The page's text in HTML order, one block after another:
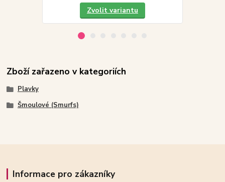
Zvolit variantu
Zboží zařazeno v kategoriích
Plavky
Šmoulové (Smurfs)
Informace pro zákazníky